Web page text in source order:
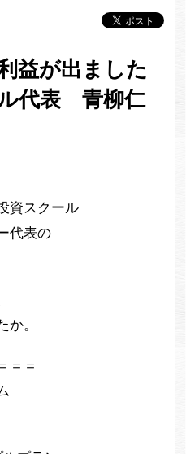
益が出ました
代表 青柳仁
資スクール
代表の
か。
＝＝